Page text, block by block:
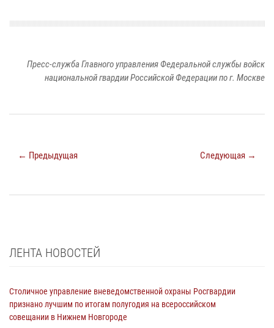
Пресс-служба Главного управления Федеральной службы войск
национальной гвардии Российской Федерации по г. Москве
← Предыдущая Следующая →
ЛЕНТА НОВОСТЕЙ
Столичное управление вневедомственной охраны Росгвардии
признано лучшим по итогам полугодия на всероссийском
совещании в Нижнем Новгороде